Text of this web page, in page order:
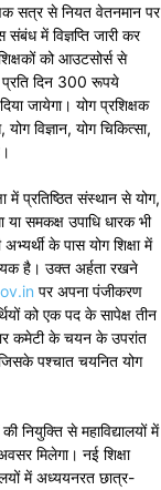
सत्र से नियत वेतनमान पर
में विज्ञप्ति जारी कर
को आउटसोर्स से
दिन 300 रूपये
जायेगा। योग प्रशिक्षक
विज्ञान, योग चिकित्सा,
में प्रतिष्ठित संस्थान से योग,
या समकक्ष उपाधि धारक भी
के पास योग शिक्षा में
है। उक्त अर्हता रखने
पर अपना पंजीकरण
को एक पद के सापेक्ष तीन
कमेटी के चयन के उपरांत
पश्चात चयनित योग
नियुक्ति से महाविद्यालयों में
मिलेगा। नई शिक्षा
में अध्ययनरत छात्र-